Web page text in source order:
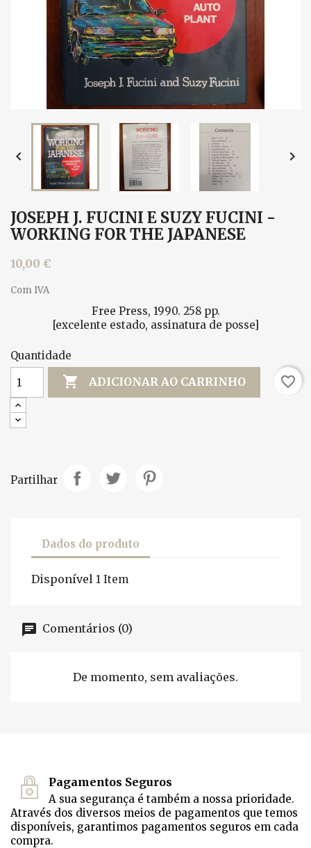
 
JOSEPH J. FUCINI E SUZY FUCINI -
WORKING FOR THE JAPANESE
10,00 €
Com IVA
Free Press, 1990. 258 pp.
[excelente estado, assinatura de posse]
Quantidade
 ADICIONAR AO CARRINHO favorite_border
Partilhar
Dados do produto
Disponível 1 Item
Comentários (0)
De momento, sem avaliações.
Pagamentos Seguros
A sua segurança é também a nossa prioridade.
Através dos diversos meios de pagamentos que temos
disponíveis, garantimos pagamentos seguros em cada
compra.